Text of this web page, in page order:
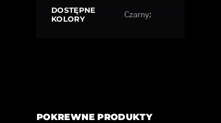
DOSTĘPNE
KOLORY
Czarny;
POKREWNE PRODUKTY